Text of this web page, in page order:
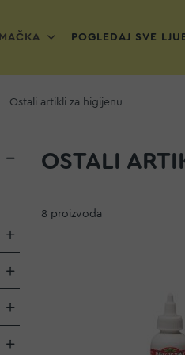
MAČKA POGLEDAJ SVE
Ostali artikli za higijenu
OSTALI
8 proizvoda